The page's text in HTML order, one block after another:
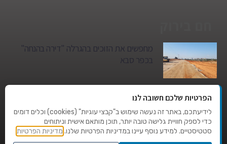
מחפשים את הזוכים בהגרלה "דירה בהנחה"
בכפר סבא
גן הילדים של מרים סיטי יהפוך למגדל מגורים:
סגירת מעגל היסטורית במגדיאל
טרגדיה בצהרי היום: בן 80 נהרג על מעבר
הפרטיות שלכם חשובה לנו
לידיעתכם, באתר זה נעשה שימוש ב"קבצי עוגיות" (cookies) וכלים דומים
כדי לספק חוויית גלישה טובה יותר, תוכן מותאם אישית וניתוחים
סטטיסטיים. למידע נוסף עיינו במדיניות הפרטיות שלנו. מדיניות הפרטיות